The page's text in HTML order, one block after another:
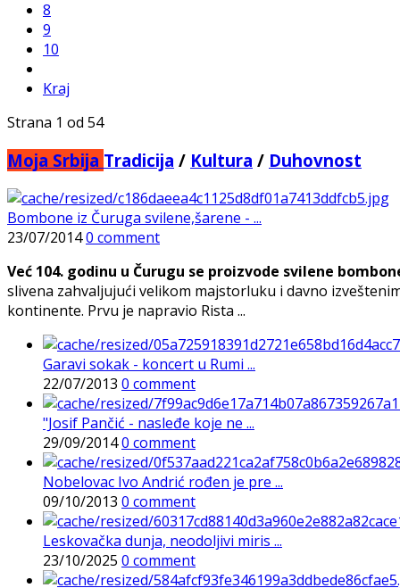
8
9
10
Kraj
Strana 1 od 54
Moja Srbija Tradicija / Kultura / Duhovnost
Bombone iz Čuruga svilene,šarene - ...
23/07/20140 comment
Već 104. godinu u Čurugu se proizvode svilene
slivena zahvaljujući velikom majstorluku i davno
kontinente. Prvu je napravio Rista ...
Garavi sokak - koncert u Rumi ...
22/07/2013 0 comment
"Josif Pančić - nasleđe koje ne ...
29/09/20140 comment
Nobelovac Ivo Andrić rođen je pre ...
09/10/2013 0 comment
Leskovačka dunja, neodoljivi miris ...
23/10/2025 0 comment